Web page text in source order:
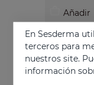
Añadir
OXYSES Mist
Energy on the
26.95 €
En Sesderma
terceros para
nuestros site.
información